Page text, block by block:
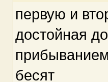
первую и
достойная
бесят